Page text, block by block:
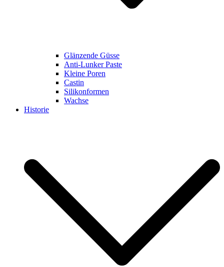
Glänzende Güsse
Anti-Lunker Paste
Kleine Poren
Castin
Silikonformen
Wachse
Historie